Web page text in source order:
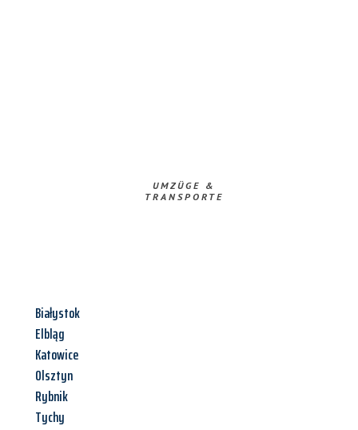
UMZÜGE &
TRANSPORTE
Białystok
Elbląg
Katowice
Olsztyn
Rybnik
Tychy